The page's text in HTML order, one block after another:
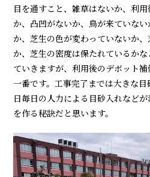
目を通すこと、雑草はないか、利
か、凸凹がないか、鳥が来ていな
か、芝生の色が変わっていないか
か、芝生の密度は保たれているか
ていきますが、利用後のデボット
一番です。工事完了までは大きな
日毎日の人力による目砂入れなど
を作る秘訣だと思います。